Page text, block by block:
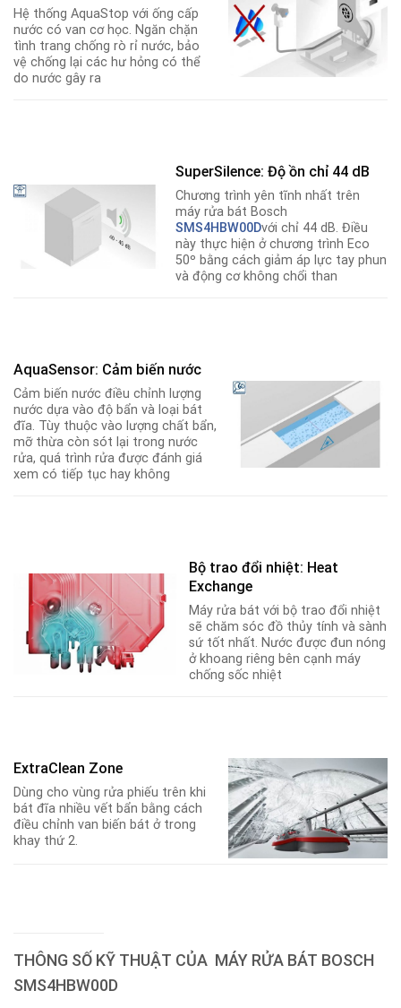
Hệ thống AquaStop với ống cấp
nước có van cơ học. Ngăn chặn
tình trang chống rò rỉ nước, bảo
vệ chống lại các hư hỏng có thể
do nước gây ra
SuperSilence: Độ ồn chỉ 44 dB
Chương trình yên tĩnh nhất trên
máy rửa bát Bosch
SMS4HBW00Dvới chỉ 44 dB. Điều
này thực hiện ở chương trình Eco
50º bằng cách giảm áp lực tay phun
và động cơ không chổi than
AquaSensor: Cảm biến nước
Cảm biến nước điều chỉnh lượng
nước dựa vào độ bẩn và loại bát
đĩa. Tùy thuộc vào lượng chất bẩn,
mỡ thừa còn sót lại trong nước
rửa, quá trình rửa được đánh giá
xem có tiếp tục hay không
Bộ trao đổi nhiệt: Heat
Exchange
Máy rửa bát với bộ trao đổi nhiệt
sẽ chăm sóc đồ thủy tính và sành
sứ tốt nhất. Nước được đun nóng
ở khoang riêng bên cạnh máy
chống sốc nhiệt
ExtraClean Zone
Dùng cho vùng rửa phiếu trên khi
bát đĩa nhiều vết bẩn bằng cách
điều chỉnh van biến bát ở trong
khay thứ 2.
THÔNG SỐ KỸ THUẬT CỦA MÁY RỬA BÁT BOSCH
SMS4HBW00D